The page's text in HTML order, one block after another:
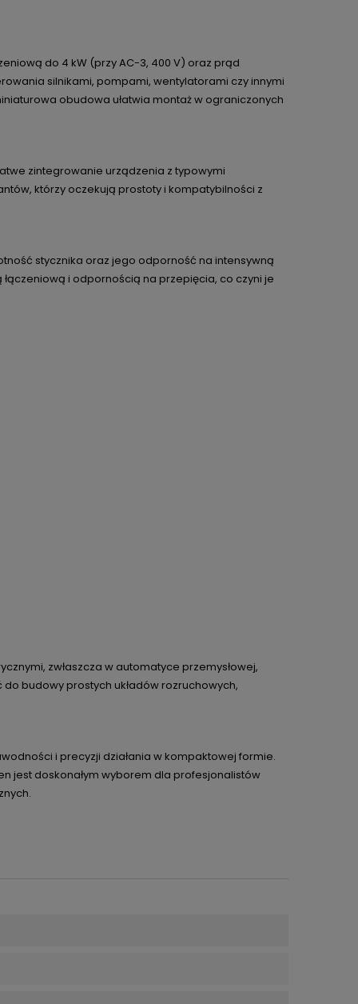
do 4 kW (przy AC-3, 400 V) oraz prąd
silnikami, pompami, wentylatorami czy innymi
obudowa ułatwia montaż w ograniczonych
zintegrowanie urządzenia z typowymi
którzy oczekują prostoty i kompatybilności z
stycznika oraz jego odporność na intensywną
i odpornością na przepięcia, co czyni je
zwłaszcza w automatyce przemysłowej,
budowy prostych układów rozruchowych,
i precyzji działania w kompaktowej formie.
jest doskonałym wyborem dla profesjonalistów